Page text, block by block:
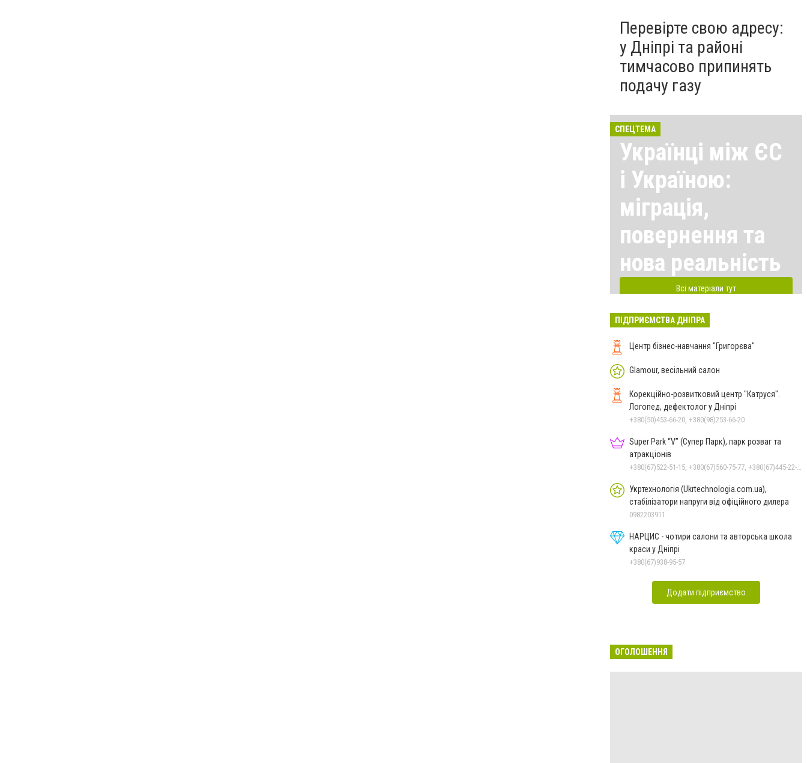
Перевірте свою адресу:
у Дніпрі та районі
тимчасово припинять
подачу газу
СПЕЦТЕМА
Українці між ЄС
і Україною:
міграція,
повернення та
нова реальність
Всі матеріали тут
ПІДПРИЄМСТВА ДНІПРА
Центр бізнес-навчання "Григорєва"
Glamour, весільний салон
Корекційно-розвитковий центр "Катруся".
Логопед, дефектолог у Дніпрі
+380(50)453-66-20, +380(98)253-66-20
Super Park “V” (Супер Парк), парк розваг та
атракціонів
Укртехнологія (Ukrtechnologia.com.ua),
стабілізатори напруги від офіційного дилера
0982203911
НАРЦИС - чотири салони та авторська школа
краси у Дніпрі
+380(67)938-95-57
Додати підприємство
ОГОЛОШЕННЯ